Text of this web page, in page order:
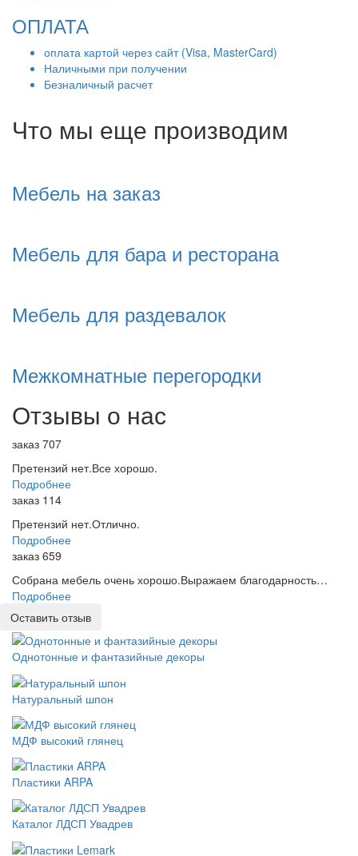
ОПЛАТА
оплата картой через сайт (Visa, MasterCard)
Наличными при получении
Безналичный расчет
Что мы еще производим
Мебель на заказ
Мебель для бара и ресторана
Мебель для раздевалок
Межкомнатные перегородки
Отзывы о нас
заказ 707
Претензий нет.Все хорошо.
Подробнее
заказ 114
Претензий нет.Отлично.
Подробнее
заказ 659
Собрана мебель очень хорошо.Выражаем благодарность…
Подробнее
Оставить отзыв
Однотонные и фантазийные декоры
Натуральный шпон
МДФ высокий глянец
Пластики ARPA
Каталог ЛДСП Увадрев